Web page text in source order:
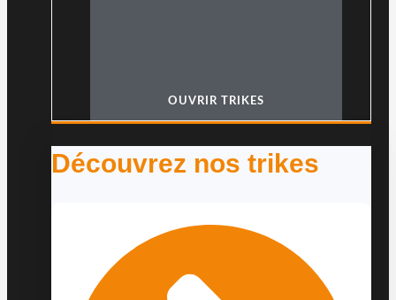
OUVRIR TRIKES
Découvrez nos trikes